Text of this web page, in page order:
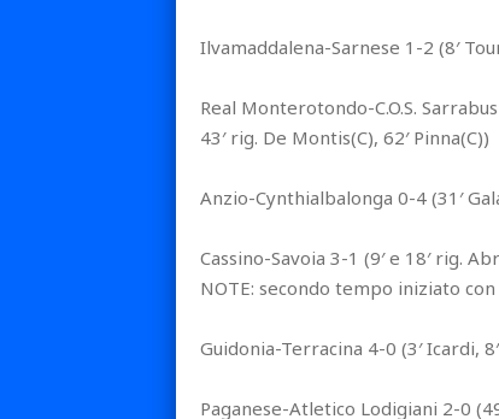
Ilvamaddalena-Sarnese 1-2 (8′
Real Monterotondo-C.O.S.
43′ rig. De Montis(C), 62′ Pinna(C))
Anzio-Cynthialbalonga 0-4 (31′
Cassino-Savoia 3-1 (9′ e 18′ rig.
NOTE: secondo tempo iniziato
Guidonia-Terracina 4-0 (3′ Icardi,
Paganese-Atletico Lodigiani 2-0